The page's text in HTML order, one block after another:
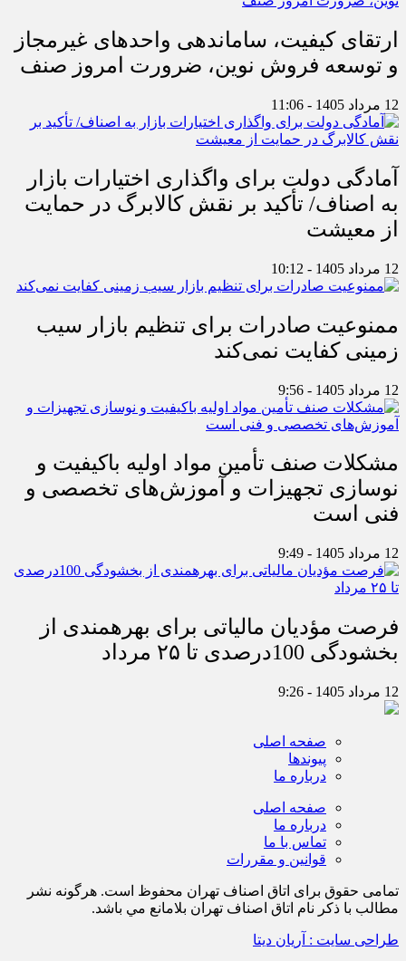
ارتقای کیفیت، ساماندهی واحدهای غیرمجاز
و توسعه فروش نوین، ضرورت امروز صنف
12 مرداد 1405 - 11:06
آمادگی دولت برای واگذاری اختیارات بازار
به اصناف/ تأکید بر نقش کالابرگ در حمایت
از معیشت
12 مرداد 1405 - 10:12
ممنوعیت صادرات برای تنظیم بازار سیب
زمینی کفایت نمی‌کند
12 مرداد 1405 - 9:56
مشکلات صنف تأمین مواد اولیه باکیفیت و
نوسازی تجهیزات و آموزش‌های تخصصی و
فنی است
12 مرداد 1405 - 9:49
فرصت مؤدیان مالیاتی برای بهره‎مندی از
بخشودگی 100درصدی تا ۲۵ مرداد
12 مرداد 1405 - 9:26
صفحه اصلی
پیوندها
درباره ما
صفحه اصلی
درباره ما
تماس با ما
قوانین و مقررات
تمامی حقوق برای اتاق اصناف تهران محفوظ است. هرگونه نشر
مطالب با ذكر نام اتاق اصناف تهران بلامانع مي باشد.
طراحی سایت : آریان دیتا